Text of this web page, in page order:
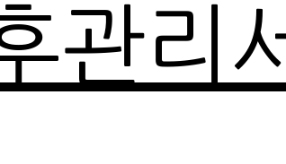
관리